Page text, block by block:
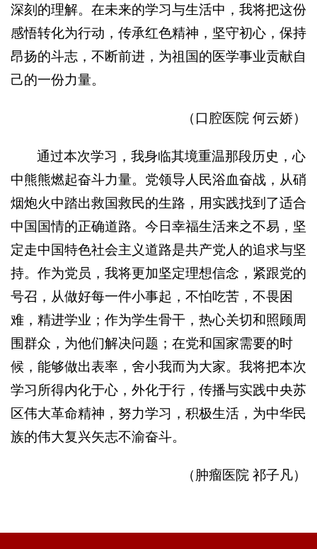
深刻的理解。在未来的学习与生活中，我将把这份
感悟转化为行动，传承红色精神，坚守初心，保持
昂扬的斗志，不断前进，为祖国的医学事业贡献自
己的一份力量。
（口腔医院 何云娇）
通过本次学习，我身临其境重温那段历史，心
中熊熊燃起奋斗力量。党领导人民浴血奋战，从硝
烟炮火中踏出救国救民的生路，用实践找到了适合
中国国情的正确道路。今日幸福生活来之不易，坚
定走中国特色社会主义道路是共产党人的追求与坚
持。作为党员，我将更加坚定理想信念，紧跟党的
号召，从做好每一件小事起，不怕吃苦，不畏困
难，精进学业；作为学生骨干，热心关切和照顾周
围群众，为他们解决问题；在党和国家需要的时
候，能够做出表率，舍小我而为大家。我将把本次
学习所得内化于心，外化于行，传播与实践中央苏
区伟大革命精神，努力学习，积极生活，为中华民
族的伟大复兴矢志不渝奋斗。
（肿瘤医院 祁子凡）